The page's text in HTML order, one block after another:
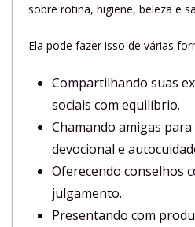
sobre rotina, higiene, beleza e
Ela pode fazer isso de várias
Compartilhando suas
sociais com equilíbrio.
Chamando amigas
devocional e
Oferecendo conselhos
julgamento.
Presentando com